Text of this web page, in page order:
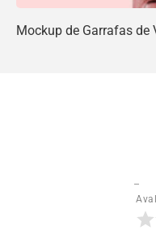
Mockup de Garrafas de